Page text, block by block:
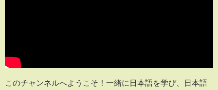
このチャンネルへようこそ！一緒に日本語を学び、日本語